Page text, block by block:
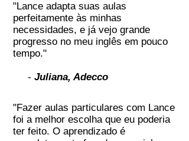
"Lance adapta suas aulas
perfeitamente às minhas
necessidades, e já vejo grande
progresso no meu inglês em pouco
tempo."
- Juliana, Adecco
"Fazer aulas particulares com Lance
foi a melhor escolha que eu poderia
ter feito. O aprendizado é